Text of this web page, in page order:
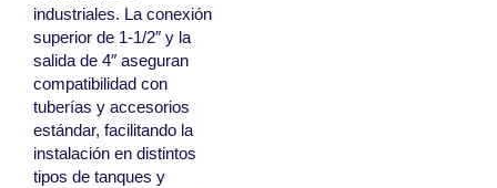
industriales. La conexión
superior de 1-1/2″ y la
salida de 4″ aseguran
compatibilidad con
tuberías y accesorios
estándar, facilitando la
instalación en distintos
tipos de tanques y